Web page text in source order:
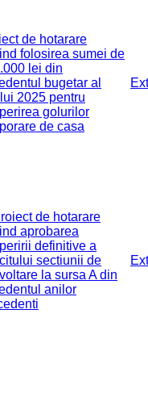
de hotarare
folosirea sumei de
lei din
bugetar al
2025 pentru
golurilor
de casa
de hotarare
aprobarea
definitive a
sectiunii de
la sursa A din
anilor